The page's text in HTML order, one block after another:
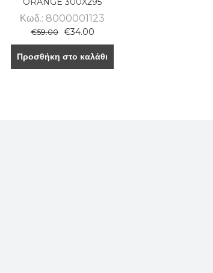
Κωδ.: 8000001123
€59.00 €34.00
Προσθήκη στο καλάθι